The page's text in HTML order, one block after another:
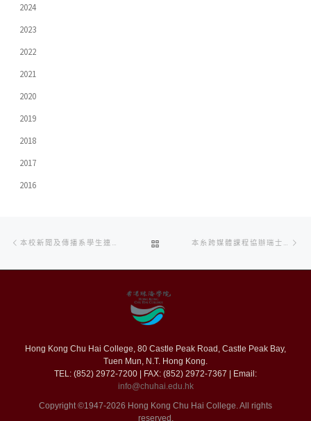
2024
2023
2022
2021
2020
2019
2018
2017
2016
Post
navigation
Previous
TO
POST
Hong Kong Chu Hai College, 80 Castle Peak Road, Castle Peak Bay,
Tuen Mun, N.T. Hong Kong.
TEL: (852) 2972-7200 | FAX: (852) 2972-7367 | Email:
info@chuhai.edu.hk
Copyright ©1947-2026 Hong Kong Chu Hai College. All rights
reserved.